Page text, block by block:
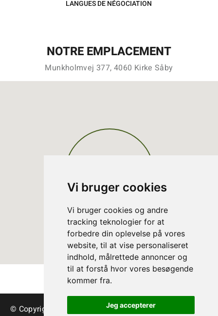
Vi bruger cookies
Vi bruger cookies og andre
tracking teknologier for at
forbedre din oplevelse på vores
website, til at vise personaliseret
indhold, målrettede annoncer og
til at forstå hvor vores besøgende
kommer fra.
Jeg accepterer
LANGUES DE NÉGOCIATION
NOTRE EMPLACEMENT
Munkholmvej 377, 4060 Kirke Såby
© Copyright Arbres de Noël danois – sapins et verdure